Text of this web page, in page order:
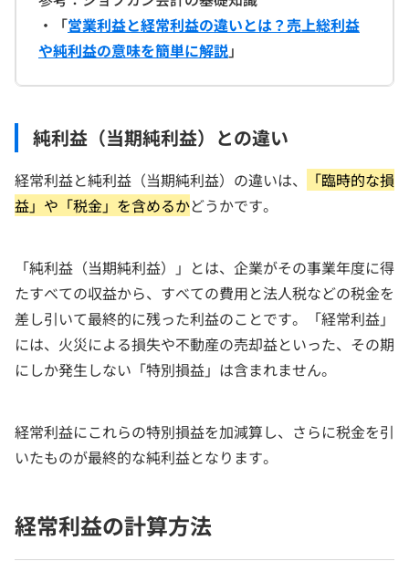
・「営業利益と経常利益の違いとは？売上総利益
や純利益の意味を簡単に解説」
純利益（当期純利益）との違い
経常利益と純利益（当期純利益）の違いは、
「臨時的な損
益」や「税金」を含めるかどうかです。
「純利益（当期純利益）」とは、企業がその事業年度に得
たすべての収益から、すべての費用と法人税などの税金を
差し引いて最終的に残った利益のことです。「経常利益」
には、火災による損失や不動産の売却益といった、その期
にしか発生しない「特別損益」は含まれません。
経常利益にこれらの特別損益を加減算し、さらに税金を引
いたものが最終的な純利益となります。
経常利益の計算方法